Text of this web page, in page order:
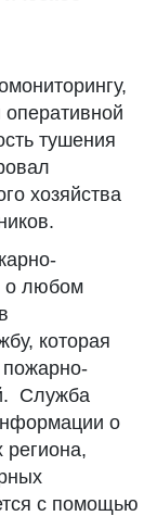
тушения
хозяйства
о любом
которая
пожарно-
Служба
о
региона,
с помощью